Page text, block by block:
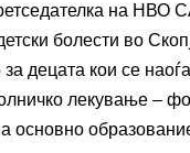
на НВО
болести во
децата кои се
лекување –
основно